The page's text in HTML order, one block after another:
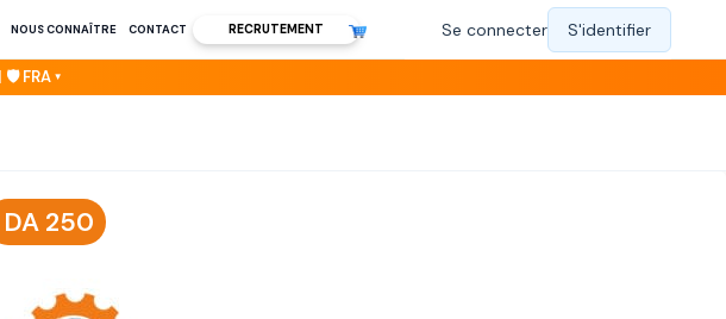
NOUS CONNAÎTRE CONTACT RECRUTEMENT
DA 250